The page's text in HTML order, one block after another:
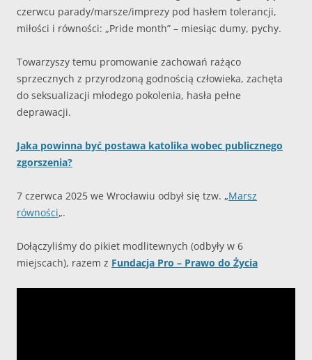
czerwcu parady/marsze/imprezy pod hasłem tolerancji,
miłości i równości: „Pride month” – miesiąc dumy, pychy.
Towarzyszy temu promowanie zachowań rażąco
sprzecznych z przyrodzoną godnością człowieka, zachęta
do seksualizacji młodego pokolenia, hasła pełne
deprawacji.
Jaka powinna być postawa katolika wobec publicznego
zgorszenia?
7 czerwca 2025 we Wrocławiu odbył się tzw. „Marsz
równości„.
Dołączyliśmy do pikiet modlitewnych (odbyły w 6
miejscach), razem z Fundacja Pro – Prawo do Życia